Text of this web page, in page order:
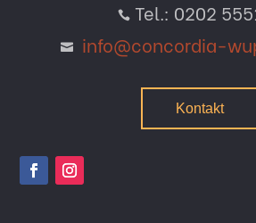
 Tel.: 0202
 info@concordia-
Kontakt